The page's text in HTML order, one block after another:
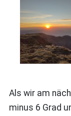
Als wir am
minus 6 Grad